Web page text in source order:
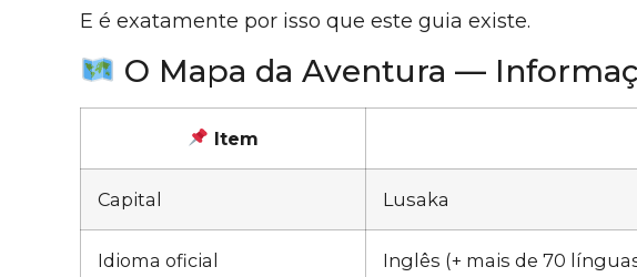
E é exatamente por isso que este guia existe.
O Mapa da Aventura —
Item
Capital Lusaka
Idioma oficial Inglês (+ mais de 70